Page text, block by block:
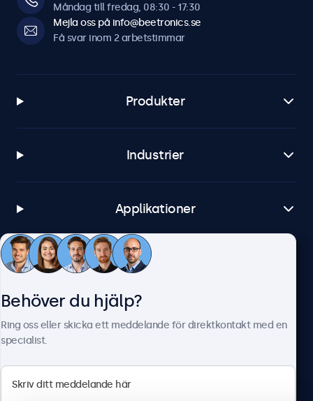
Måndag till fredag, 08:30 - 17:30
Mejla oss på info@beetronics.se
Få svar inom 2 arbetstimmar
Produkter
Industrier
Applikationer
Kundtjänst
Behöver du hjälp?
Ring oss eller skicka ett meddelande för direktkontakt med en
specialist.